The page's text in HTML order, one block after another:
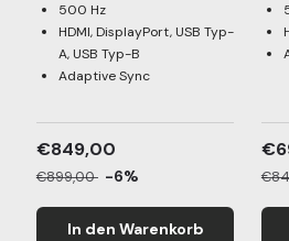
500 Hz
HDMI, DisplayPort, USB Typ-
A, USB Typ-B
Adaptive Sync
€849,00
€899,00 -6%
In den Warenkorb